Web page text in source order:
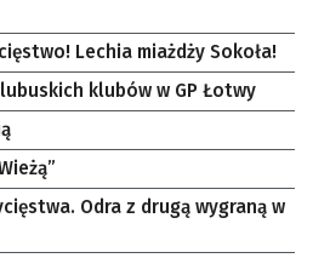
Lechia miażdży Sokoła!
klubów w GP Łotwy
Odra z drugą wygraną w